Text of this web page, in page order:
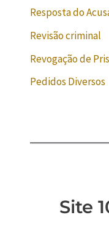
Resposta do
Revisão criminal
Revogação de
Pedidos Diversos
Site